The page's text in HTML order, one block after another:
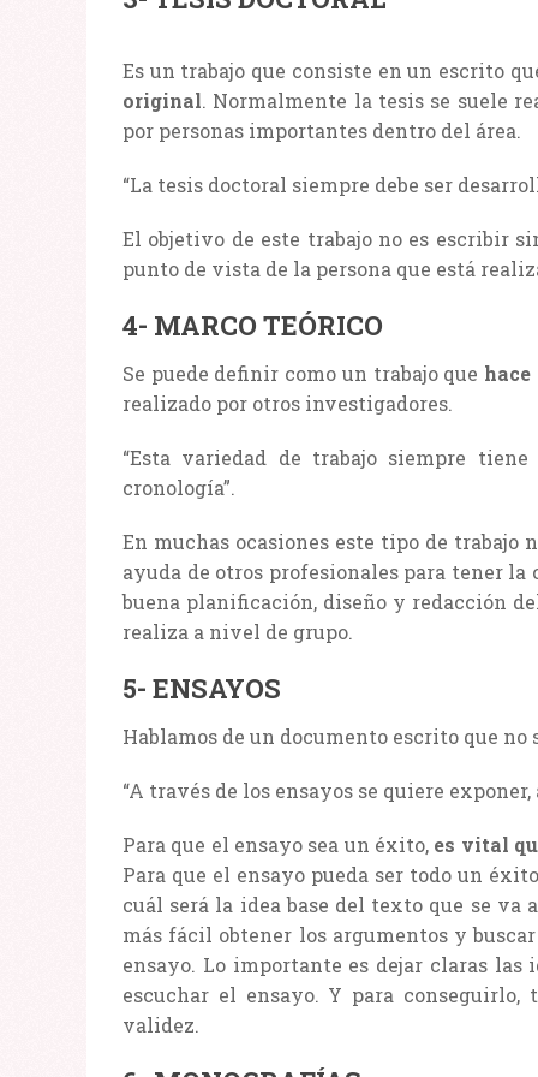
Es un trabajo que consiste en un escrito
original. Normalmente la tesis se suele
por personas importantes dentro del área.
“La tesis doctoral siempre debe ser
El objetivo de este trabajo no es escribir
punto de vista de la persona que está
4- MARCO TEÓRICO
Se puede definir como un trabajo que
realizado por otros investigadores.
“Esta variedad de trabajo siempre
cronología”.
En muchas ocasiones este tipo de trabajo
ayuda de otros profesionales para tener
buena planificación, diseño y redacción
realiza a nivel de grupo.
5- ENSAYOS
Hablamos de un documento escrito que no
“A través de los ensayos se quiere
Para que el ensayo sea un éxito, es vital
Para que el ensayo pueda ser todo un
cuál será la idea base del texto que se va
más fácil obtener los argumentos y
ensayo. Lo importante es dejar claras las
escuchar el ensayo. Y para conseguirlo,
validez.